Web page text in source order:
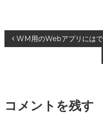
投
ビ
WM用のWebアプリにはで
コメントを残す